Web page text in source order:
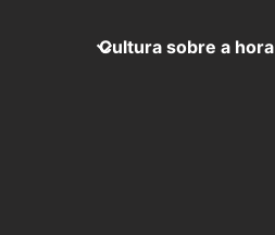
Cultura sobre a hora